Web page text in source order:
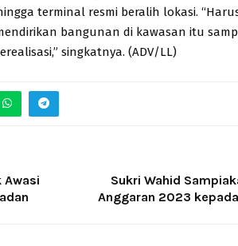
terminal resmi beralih lokasi.
bangunan di kawasan itu
singkatnya. (ADV/LL)
Awasi
Sukri Wahid
Anggaran 2023